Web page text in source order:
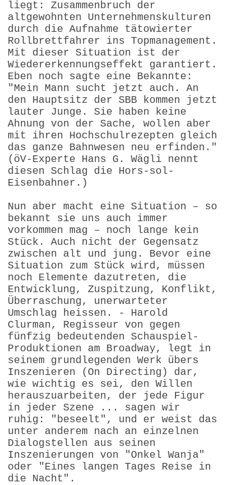
liegt: Zusammenbruch der
altgewohnten Unternehmenskulturen
durch die Aufnahme tätowierter
Rollbrettfahrer ins Topmanagement.
Mit dieser Situation ist der
Wiedererkennungseffekt garantiert.
Eben noch sagte eine Bekannte:
"Mein Mann sucht jetzt auch. An
den Hauptsitz der SBB kommen jetzt
lauter Junge. Sie haben keine
Ahnung von der Sache, wollen aber
mit ihren Hochschulrezepten gleich
das ganze Bahnwesen neu erfinden."
(öV-Experte Hans G. Wägli nennt
diesen Schlag die Hors-sol-
Eisenbahner.)
Nun aber macht eine Situation – so
bekannt sie uns auch immer
vorkommen mag – noch lange kein
Stück. Auch nicht der Gegensatz
zwischen alt und jung. Bevor eine
Situation zum Stück wird, müssen
noch Elemente dazutreten, die
Entwicklung, Zuspitzung, Konflikt,
Überraschung, unerwarteter
Umschlag heissen. - Harold
Clurman, Regisseur von gegen
fünfzig bedeutenden Schauspiel-
Produktionen am Broadway, legt in
seinem grundlegenden Werk übers
Inszenieren (On Directing) dar,
wie wichtig es sei, den Willen
herauszuarbeiten, der jede Figur
in jeder Szene ... sagen wir
ruhig: "beseelt", und er weist das
unter anderem nach an einzelnen
Dialogstellen aus seinen
Inszenierungen von "Onkel Wanja"
oder "Eines langen Tages Reise in
die Nacht".